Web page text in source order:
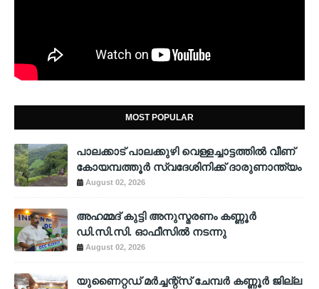
MOST POPULAR
പാലക്കാട് പാലക്കുഴി വെള്ളച്ചാട്ടത്തില്‍ വീണ്
കോയമ്പത്തൂര്‍ സ്വദേശിനിക്ക് ദാരുണാന്ത്യം
August 02, 2026
അഹമ്മദ് കുട്ടി അനുസ്മരണം കണ്ണൂർ
ഡി.സി.സി. ഓഫീസിൽ നടന്നു
August 02, 2026
യുണൈറ്റഡ് മർച്ചന്റ്സ് ചേമ്പർ കണ്ണൂർ ജില്ല